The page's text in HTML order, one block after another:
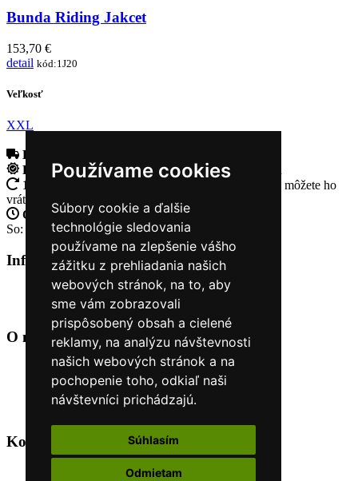
Používame cookies
Súbory cookie a ďalšie
technológie sledovania
používame na zlepšenie vášho
zážitku z prehliadania našich
webových stránok, na to, aby
sme vám zobrazovali
prispôsobený obsah a cielené
reklamy, na analýzu návštevnosti
našich webových stránok a na
pochopenie toho, odkiaľ naši
návštevníci prichádzajú.
Súhlasím
Odmietam
Bunda Riding Jakcet
153,70 €
detail kód:1J20
Veľkosť
XXL
Doprava zadarmo
Rýchle dodanieTovar Vám odošleme do 24 hodín
14 Dní na vrátenie tovaru
Ak Vám tovar nesadne, môžete ho
vrátiť
Otvorené celý týždeňPo - pia: 8:30 - 16:30
So: 9:00 - 12:00
Informácie+
O nás
Kontakt
O nás +
Úvod
Obchodné podmienky
Nákup na splátky cez Quatro
Odstúpiť od zmluvy TU
Kontakt
+421 915 44 15 99